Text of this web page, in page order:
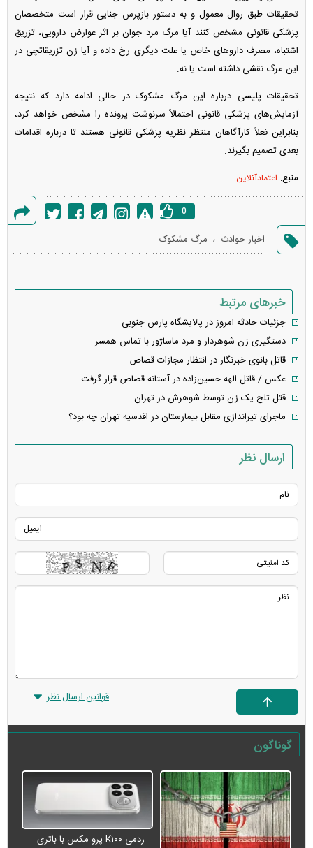
تحقیقات طبق روال معمول و به دستور بازپرس جنایی قرار است متخصصان
پزشکی قانونی مشخص کنند آیا مرگ مرد جوان بر اثر عوارض دارویی، تزریق
اشتباه، مصرف دارو‌های خاص یا علت دیگری رخ داده و آیا زن تزریقاتچی در
این مرگ نقشی داشته است یا نه.
تحقیقات پلیسی درباره این مرگ مشکوک در حالی ادامه دارد که نتیجه
آزمایش‌های پزشکی قانونی احتمالاً سرنوشت پرونده را مشخص خواهد کرد،
بنابراین فعلاً کارآگاهان منتظر نظریه پزشکی قانونی هستند تا درباره اقدامات
بعدی تصمیم بگیرند.
منبع: اعتمادآنلاین
خطا
0
اخبار حوادث ، مرگ مشکوک
خبرهای مرتبط
جزئیات حادثه امروز در پالایشگاه پارس جنوبی
دستگیری زن شوهردار و مرد ماساژور با تماس همسر
قاتل بانوی خبرنگار در انتظار مجازات قصاص
عکس / قاتل الهه حسین‌زاده در آستانه قصاص قرار گرفت
قتل تلخ یک زن توسط شوهرش در تهران
ماجرای تیراندازی مقابل بیمارستان در اقدسیه تهران چه بود؟
ارسال نظر
قوانین ارسال نظر
گوناگون
ردمی K۱۰۰ پرو مکس با باتری